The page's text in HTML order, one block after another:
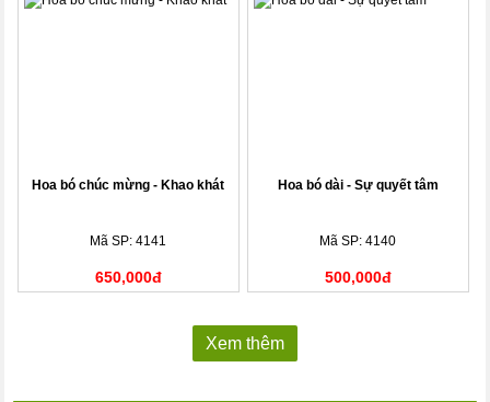
Hoa bó chúc mừng - Khao khát
Mã SP: 4141
650,000đ
Hoa bó dài - Sự quyết tâm
Mã SP: 4140
500,000đ
Xem thêm